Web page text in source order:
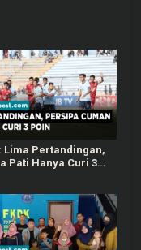
Lima Pertandingan,
Pati Hanya Curi 3